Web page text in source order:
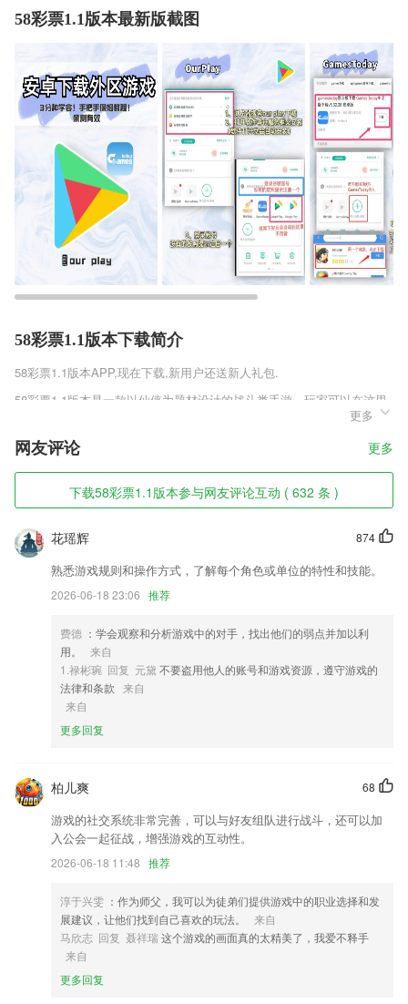
58彩票1.1版本最新版截图
58彩票1.1版本下载简介
58彩票1.1版本APP,现在下载,新用户还送新人礼包.
58彩票1.1版本是一款以仙侠为题材设计的战斗类手游，玩家可以在这里
感受到最具特色的战斗体验，精彩的游戏画面让玩家感受最炫酷的技能特
效，各种震撼的游戏玩法，不断修炼提升实力，享受玄幻缥缈的修仙世
界，相信大家都会喜欢这个世界。
58彩票1.1版本软件特色
1,独家支持视频复读功能,支持lrc、srt多种字幕，资源应有尽有！
2,手机App全天候24小时实时监控，节省时间与精力。
3,通过动物的尾巴猜猜是哪一种动物，让2265孩子们了解各种可爱的宠
物，培养局部和整体的逻辑关系，从小锻炼逻辑思维。
5,您可以随时根据自己的需要选择一门课程开始学习，不断地了解和加
6,手动实时塑形调整，不放过任何死角，独特区域保护。
58彩票1.1版本软件优势
2.海量题库。拥有强大的题库宝藏，各类偏难怪题秒拍即得答案，比小猿
搜题更有针对性。
3.·各版本教材、年级、科目一应俱全，名师在线教学
4.我们分享幼儿安全保健常识和生活良好卫生习惯，让幼儿学习保护自
己，有基本的生活自理能力。
5.学习汉字不仅要认字，还要会写字，写字是对儿童早教汉字练习较高要
求，类似写字卡片、识字卡片，创新汉字笔顺声音引导，跟我学写汉字
6.知识传递现场还原，语音、手势、涂鸦，多种答题方式一应俱全
58彩票1.1版本更新了什么?
更多
网友评论 更多
下载58彩票1.1版本参与网友评论互动 ( 632 条 )
874
花瑶辉
熟悉游戏规则和操作方式，了解每个角色或单位的特性和技能。
2026-06-18 23:06 推荐
费德 ：学会观察和分析游戏中的对手，找出他们的弱点并加以利
用。
来自
1.禄彬琬 回复 元黛 不要盗用他人的账号和游戏资源，遵守游戏的
法律和条款 来自
来自
更多回复
68
柏儿爽
游戏的社交系统非常完善，可以与好友组队进行战斗，还可以加
入公会一起征战，增强游戏的互动性。
2026-06-18 11:48 推荐
淳于兴雯 ：作为师父，我可以为徒弟们提供游戏中的职业选择和发
展建议，让他们找到自己喜欢的玩法。
来自
马欣志 回复 聂祥瑞这个游戏的画面真的太精美了，我爱不释手
来自
更多回复